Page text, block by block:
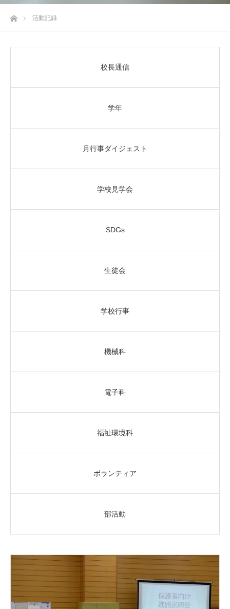
ホーム活動記録
校長通信
学年
月行事ダイジェスト
学校見学会
SDGs
生徒会
学校行事
機械科
電子科
福祉環境科
ボランティア
部活動